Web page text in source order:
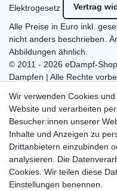
Elektrogesetz
Vertrag
Alle Preise in Euro inkl.
nicht anders beschrieben.
Abbildungen ähnlich.
© 2011 - 2026 eDampf-
Dampfen | Alle Rechte
mit vielen spannenden
Bitte entschuldigen Sie,
betrieblicher
Schreiben Sie uns gerne
und der
Wir rufen Sie
Wir verwenden Cookies
Website und verarbeiten
Besucher:innen unserer
Inhalte und Anzeigen zu
Drittanbietern einzubinden
analysieren. Die
Cookies. Wir teilen diese
Einstellungen benennen.